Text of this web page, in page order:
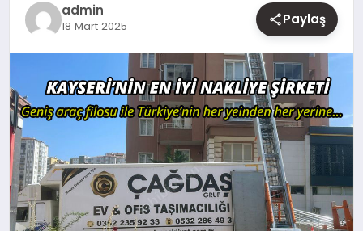
admin
18 Mart 2025 Paylaş